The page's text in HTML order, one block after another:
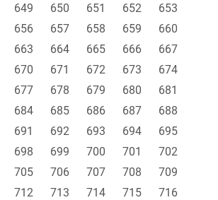
649 650 651 652
653
656 657 658 659
660
663 664 665 666
667
670 671 672 673
674
677 678 679 680
681
684 685 686 687
688
691 692 693 694
695
698 699 700 701
702
705 706 707 708
709
712 713 714 715
716